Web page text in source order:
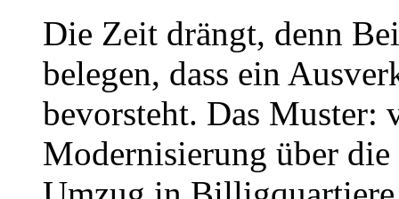
Die Zeit drängt, denn
belegen, dass ein
bevorsteht. Das Muster:
Modernisierung über